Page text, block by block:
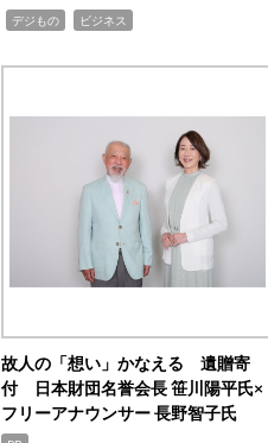
デジもの ビジネス
故人の「想い」かなえる 遺贈寄
付 日本財団名誉会長 笹川陽平氏×
フリーアナウンサー 長野智子氏